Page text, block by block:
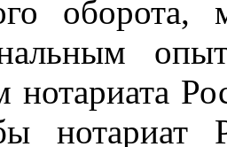
нотариата
нотариат